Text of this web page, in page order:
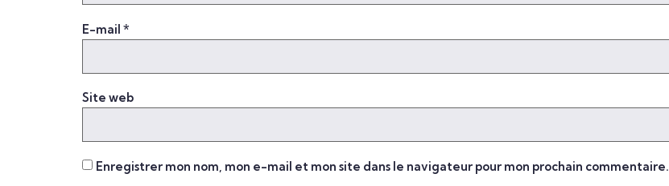
E-mail *
Site web
Enregistrer mon nom, mon e-mail et mon site dans le navigateur pour mon prochain commentaire.